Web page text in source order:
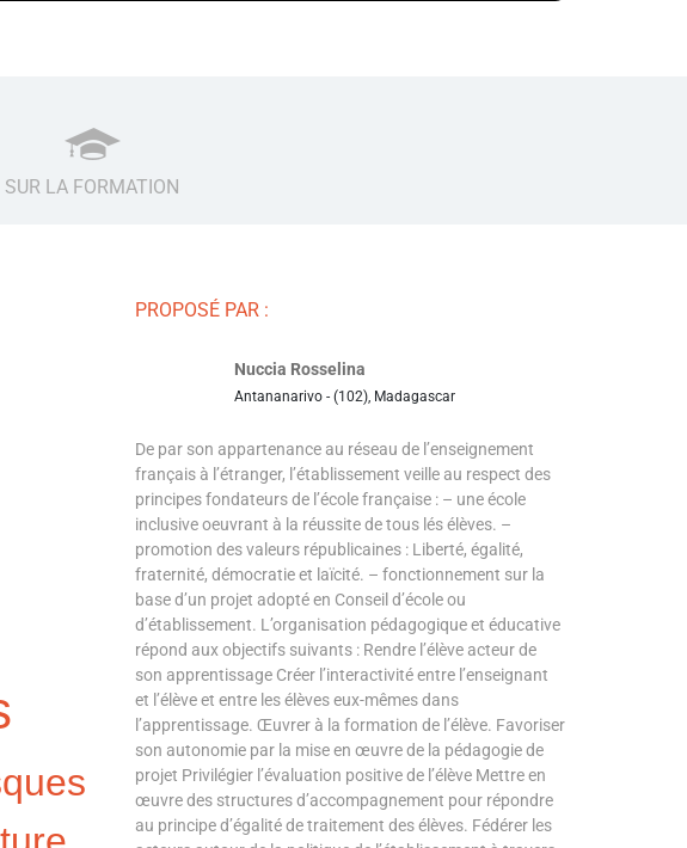
SUR LA FORMATION
PROPOSÉ PAR :
Nuccia Rosselina
Antananarivo - (102), Madagascar
De par son appartenance au réseau de l’enseignement
français à l’étranger, l’établissement veille au respect des
principes fondateurs de l’école française : – une école
inclusive oeuvrant à la réussite de tous lés élèves. –
promotion des valeurs républicaines : Liberté, égalité,
fraternité, démocratie et laïcité. – fonctionnement sur la
base d’un projet adopté en Conseil d’école ou
d’établissement. L’organisation pédagogique et éducative
répond aux objectifs suivants : Rendre l’élève acteur de
son apprentissage Créer l’interactivité entre l’enseignant
et l’élève et entre les élèves eux-mêmes dans
l’apprentissage. Œuvrer à la formation de l’élève. Favoriser
son autonomie par la mise en œuvre de la pédagogie de
projet Privilégier l’évaluation positive de l’élève Mettre en
œuvre des structures d’accompagnement pour répondre
au principe d’égalité de traitement des élèves. Fédérer les